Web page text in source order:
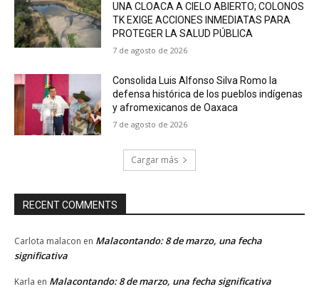
UNA CLOACA A CIELO ABIERTO; COLONOS
TK EXIGE ACCIONES INMEDIATAS PARA
PROTEGER LA SALUD PÚBLICA
7 de agosto de 2026
Consolida Luis Alfonso Silva Romo la
defensa histórica de los pueblos indígenas
y afromexicanos de Oaxaca
7 de agosto de 2026
Cargar más
RECENT COMMENTS
Carlota malacon en Malacontando: 8 de marzo, una fecha
significativa
Karla en Malacontando: 8 de marzo, una fecha significativa